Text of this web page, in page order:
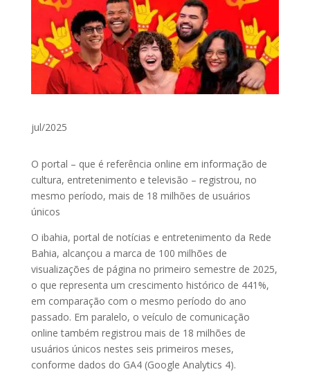
jul/2025
O portal – que é referência online em informação de
cultura, entretenimento e televisão – registrou, no
mesmo período, mais de 18 milhões de usuários
únicos
O ibahia, portal de notícias e entretenimento da Rede
Bahia, alcançou a marca de 100 milhões de
visualizações de página no primeiro semestre de 2025,
o que representa um crescimento histórico de 441%,
em comparação com o mesmo período do ano
passado. Em paralelo, o veículo de comunicação
online também registrou mais de 18 milhões de
usuários únicos nestes seis primeiros meses,
conforme dados do GA4 (Google Analytics 4).